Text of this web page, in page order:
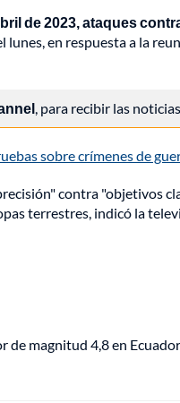
de 2023, ataques
en respuesta a la
, para recibir las
sobre crímenes de
contra "objetivos
terrestres, indicó la
de magnitud 4,8 en